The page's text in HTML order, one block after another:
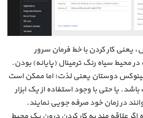
یعنی کار کردن با خط فرمان سرور
محیط سیاه رنگ ترمینال (پایانه) بودن.
لینوکس دوستان یعنی لذت؛ اما ممکن است
یا حتی با وجود استفاده از یک ابزار
در زمان خود صرفه جویی نمایند.